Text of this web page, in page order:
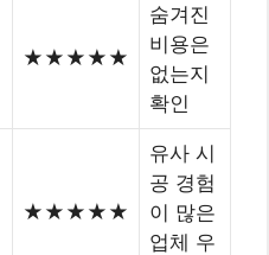
★★★★★
숨겨진
비용은
없는지
확인
★★★★★
유사 시
공 경험
이 많은
업체 우